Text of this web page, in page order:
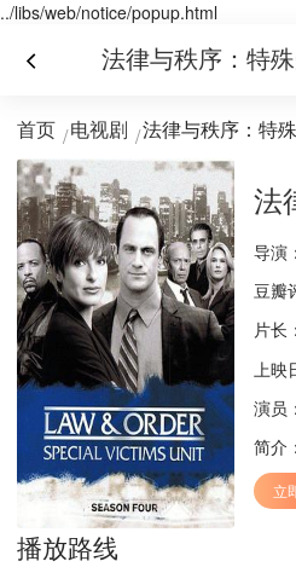
../libs/web/notice/popup.html
法律与秩序：特
首页 电视剧 法律与秩序：特
导演：
豆瓣
片长：
上
演员：
简介：
立
播放路线